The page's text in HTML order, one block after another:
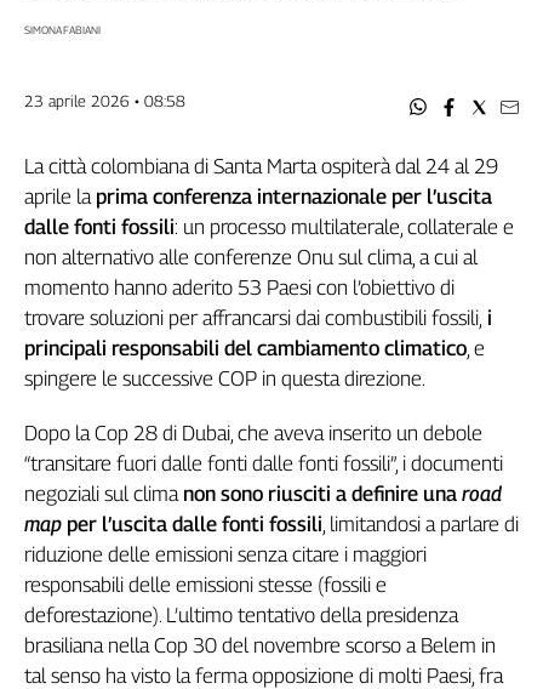
Fisac
Flc
Nidil
Slc
Spi
Inca
Caaf
Speciali
G8
Genova,
il
sangue
della
ragione
120
anni
Cgil
Collettiva
Academy
SIMONA FABIANI
23 aprile 2026 • 08:58
La città colombiana di Santa Marta ospiterà dal 24 al 29
aprile la prima conferenza internazionale per l’uscita
dalle fonti fossili: un processo multilaterale, collaterale e
non alternativo alle conferenze Onu sul clima, a cui al
momento hanno aderito 53 Paesi con l’obiettivo di
trovare soluzioni per affrancarsi dai combustibili fossili, i
principali responsabili del cambiamento climatico, e
spingere le successive COP in questa direzione.
Dopo la Cop 28 di Dubai, che aveva inserito un debole
“transitare fuori dalle fonti dalle fonti fossili”, i documenti
negoziali sul clima non sono riusciti a definire una road
map per l’uscita dalle fonti fossili, limitandosi a parlare di
riduzione delle emissioni senza citare i maggiori
responsabili delle emissioni stesse (fossili e
deforestazione). L’ultimo tentativo della presidenza
brasiliana nella Cop 30 del novembre scorso a Belem in
tal senso ha visto la ferma opposizione di molti Paesi, fra